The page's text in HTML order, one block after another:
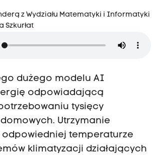
z Wydziału Matematyki i Informatyki
Szkurłat
dużego modelu AI
odpowiadającą
tysięcy
Utrzymanie
odpowiedniej temperaturze
klimatyzacji działających